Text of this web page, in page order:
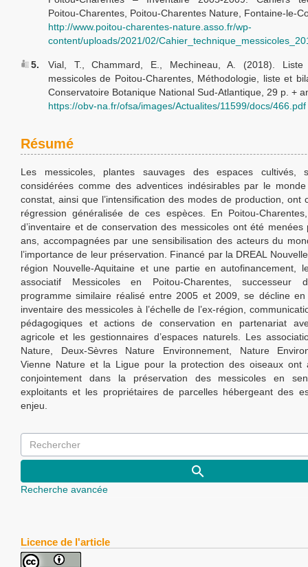
Poitou-Charentes, Poitou-Charentes Nature, Fontaine-le-
http://www.poitou-charentes-nature.asso.fr/wp-
content/uploads/2021/02/
5.
Vial, T., Chammard, E., Mechineau, A. (2018). Liste
messicoles de Poitou-Charentes, Méthodologie, liste et
Conservatoire Botanique National Sud-Atlantique, 29 p. +
https://obv-na.fr/ofsa/images/Actualites/11599/docs/466.pdf
Résumé
Les messicoles, plantes sauvages des espaces cultivés,
considérées comme des adventices indésirables par le
constat, ainsi que l’intensification des modes de production, ont
régression généralisée de ces espèces. En Poitou-
d’inventaire et de conservation des messicoles ont été menées
ans, accompagnées par une sensibilisation des acteurs du
l’importance de leur préservation. Financé par la DREAL
région Nouvelle-Aquitaine et une partie en autofinancement,
associatif Messicoles en Poitou-Charentes, successeur
programme similaire réalisé entre 2005 et 2009, se décline
inventaire des messicoles à l’échelle de l’ex-région,
pédagogiques et actions de conservation en partenariat
agricole et les gestionnaires d’espaces naturels. Les
Nature, Deux-Sèvres Nature Environnement, Nature
Vienne Nature et la Ligue pour la protection des oiseaux ont
conjointement dans la préservation des messicoles en
exploitants et les propriétaires de parcelles hébergeant des
enjeu.
Recherche avancée
Licence de l'article